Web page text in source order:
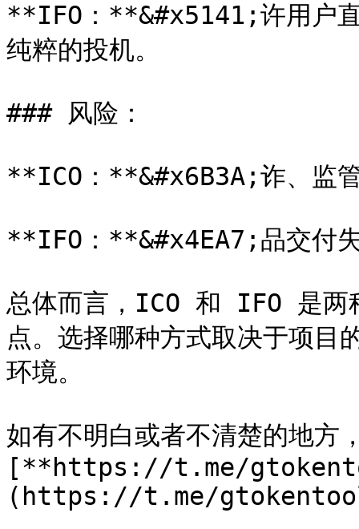
**IFO：**&#x5141;许用户直
纯粹的投机。
### 风险：
**ICO：**&#x6B3A;诈、监
**IFO：**&#x4EA7;品交付
总体而言，ICO 和 IFO 是两
点。选择哪种方式取决于项目
环境。
如有不明白或者不清楚的地方
[**https://t.me/